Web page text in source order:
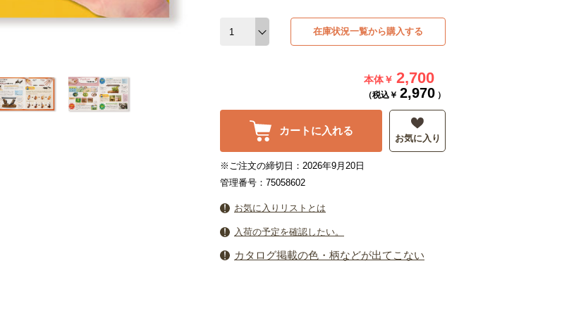
在庫状況一覧から購入する
本体￥ 2,700
（税込￥ 2,970 ）
カートに入れる
お気に入り
※ご注文の締切日：2026年9月20日
管理番号：75058602
お気に入りリストとは
入荷の予定を確認したい。
カタログ掲載の色・柄などが出てこない